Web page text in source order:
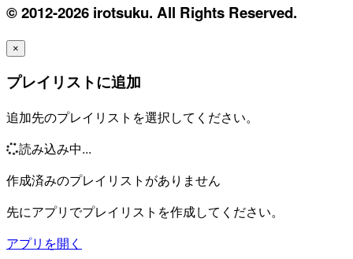
© 2012-2026 irotsuku. All Rights Reserved.
×
プレイリストに追加
追加先のプレイリストを選択してください。
読み込み中...
作成済みのプレイリストがありません
先にアプリでプレイリストを作成してください。
アプリを開く